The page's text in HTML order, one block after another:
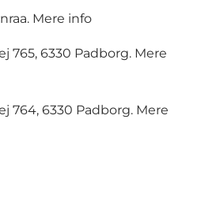
Mere info
765, 6330 Padborg. Mere
764, 6330 Padborg. Mere